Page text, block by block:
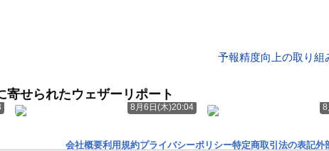
予報精度向上の取り組
せられたウェザーリポート
8月6日(木)20:04 8
会社概要利用規約プライバシーポリシー特定商取引法の表記外